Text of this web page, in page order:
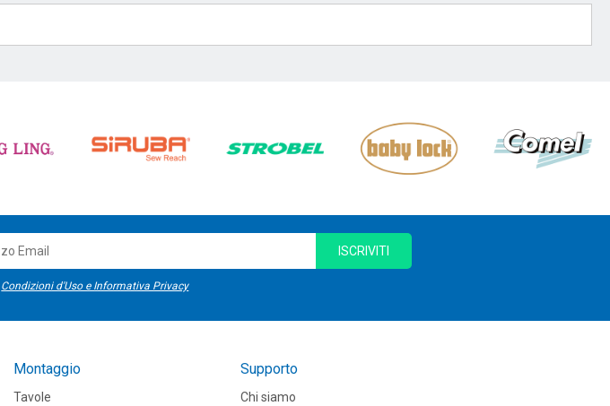
Condizioni d'Uso e Informativa Privacy
ISCRIVITI
Montaggio
Tavole
Supporto
Chi siamo